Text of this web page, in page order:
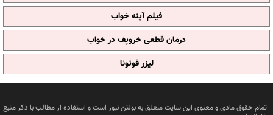
فیلم آپنه خواب
درمان قطعی خروپف در خواب
لیزر فوتونا
تمام حقوق مادی و معنوی این سایت متعلق به بولتن نیوز است و استفاده از مطالب با ذکر منبع